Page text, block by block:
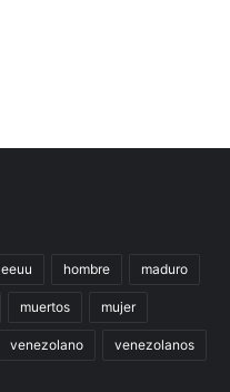
eeuu hombre maduro
muertos mujer
venezolano venezolanos